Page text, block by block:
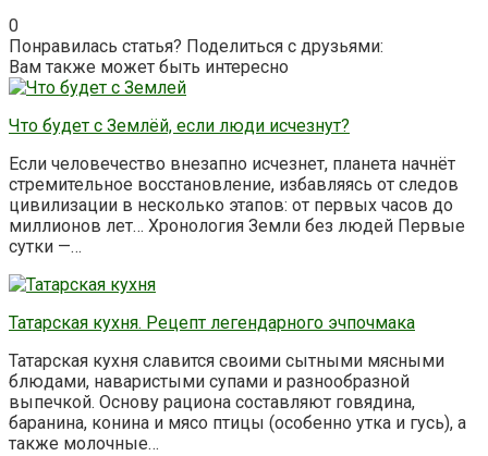
0
Понравилась статья? Поделиться с друзьями:
Вам также может быть интересно
Что будет с Землёй, если люди исчезнут?
Если человечество внезапно исчезнет, планета начнёт
стремительное восстановление, избавляясь от следов
цивилизации в несколько этапов: от первых часов до
миллионов лет… Хронология Земли без людей Первые
сутки —…
Татарская кухня. Рецепт легендарного эчпочмака
Татарская кухня славится своими сытными мясными
блюдами, наваристыми супами и разнообразной
выпечкой. Основу рациона составляют говядина,
баранина, конина и мясо птицы (особенно утка и гусь), а
также молочные…